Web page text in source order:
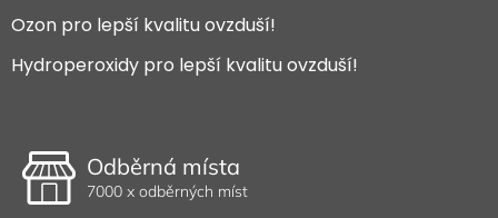
Ozon pro lepší kvalitu ovzduší!
Hydroperoxidy pro lepší kvalitu ovzduší!
Odběrná místa
7000 x odběrných míst